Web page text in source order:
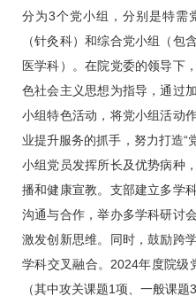
分为3个党小组，分别是特需
（针灸科）和综合党小组（包含
医学科）。在院党委的领导下
色社会主义思想为指导，通过
小组特色活动，将党小组活动
业提升服务的抓手，努力打造“
小组党员发挥所长及优势病种
播和健康宣教。支部建立多学
沟通与合作，举办多学科研讨
激发创新思维。同时，鼓励跨
学科交叉融合。2024年度院级
（其中攻关课题1项、一般课题3